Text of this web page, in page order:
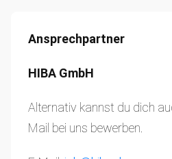
Ansprechpartner
HIBA GmbH
Alternativ kannst du dich
Mail bei uns bewerben.